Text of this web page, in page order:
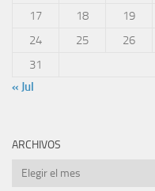
17
18 19
24
25 26
31
« Jul
ARCHIVOS
Archivos